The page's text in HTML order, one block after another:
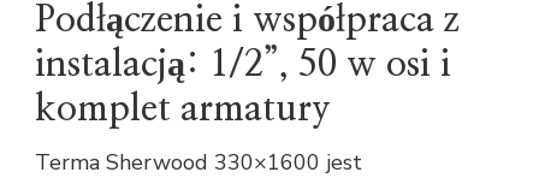
Podłączenie i współpraca z
instalacją: 1/2”, 50 w osi i
komplet armatury
Terma Sherwood 330×1600 jest